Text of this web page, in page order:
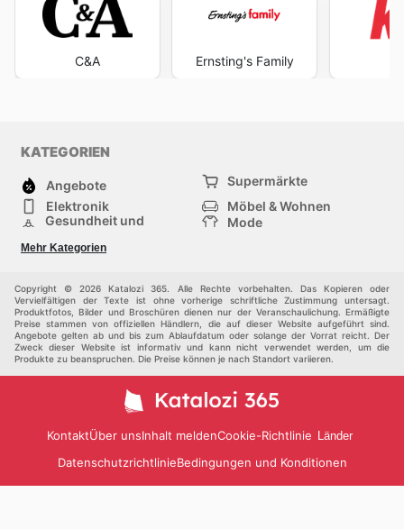
C&A Ernsting's Family
KATEGORIEN
Angebote
Supermärkte
Elektronik
Möbel & Wohnen
Gesundheit und
Mode
Sportartikel und
Sportbekleidung
Einkaufzentren
Andere
Mehr Kategorien
Copyright © 2026 Katalozi 365. Alle Rechte vorbehalten. Das Kopieren oder
Vervielfältigen der Texte ist ohne vorherige schriftliche Zustimmung untersagt.
Produktfotos, Bilder und Broschüren dienen nur der Veranschaulichung. Ermäßigte
Preise stammen von offiziellen Händlern, die auf dieser Website aufgeführt sind.
Angebote gelten ab und bis zum Ablaufdatum oder solange der Vorrat reicht. Der
Zweck dieser Website ist informativ und kann nicht verwendet werden, um die
Produkte zu beanspruchen. Die Preise können je nach Standort variieren.
KontaktÜber unsInhalt meldenCookie-Richtlinie Länder
DatenschutzrichtlinieBedingungen und Konditionen